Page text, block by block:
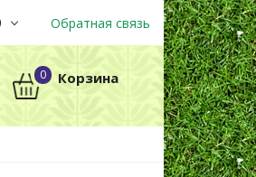
Обратная связь
0 Корзина